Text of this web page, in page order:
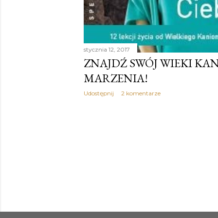
stycznia 12, 2017
ZNAJDŹ SWÓJ WIEKI
MARZENIA!
Udostępnij 2 komentarze